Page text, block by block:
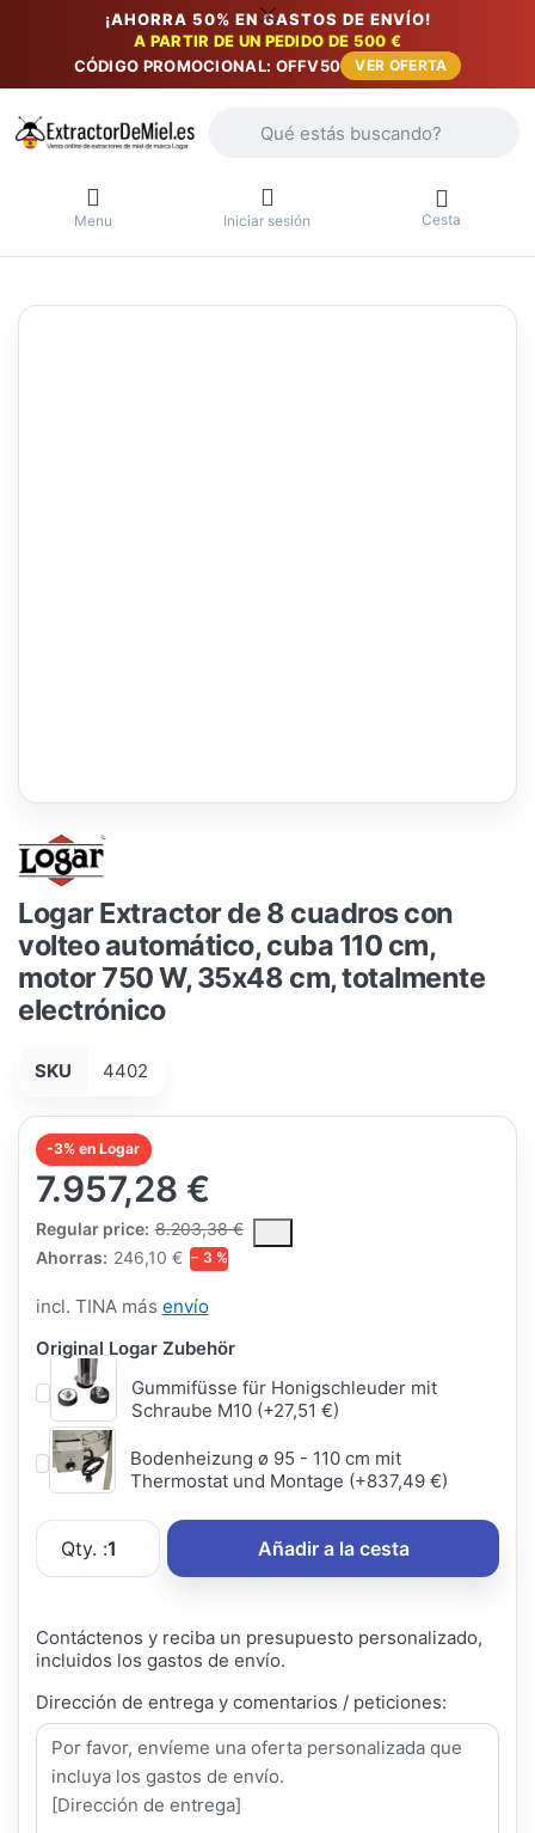
¡AHORRA 50% EN GASTOS DE ENVÍO!
A PARTIR DE UN PEDIDO DE 500 €
CÓDIGO PROMOCIONAL: OFFV50
VER OFERTA
Menu Iniciar sesión Cesta
Logar Extractor de 8 cuadros con
volteo automático, cuba 110 cm,
motor 750 W, 35x48 cm, totalmente
electrónico
SKU 4402
-3% en Logar
7.957,28 €
Regular price: 8.203,38 €
The Regular Price is the median selling price paid by
Ahorras: 246,10 € − 3 %
incl. TINA más envío
Original Logar Zubehör
Gummifüsse für Honigschleuder mit
Schraube M10 (+27,51 €)
Bodenheizung ø 95 - 110 cm mit
Thermostat und Montage (+837,49 €)
Qty. :1 Añadir a la cesta
Contáctenos y reciba un presupuesto personalizado,
incluidos los gastos de envío.
Dirección de entrega y comentarios / peticiones: